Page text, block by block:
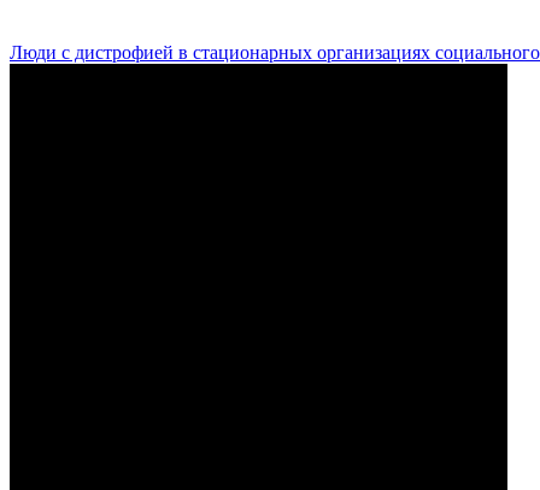
Люди с дистрофией в стационарных организациях